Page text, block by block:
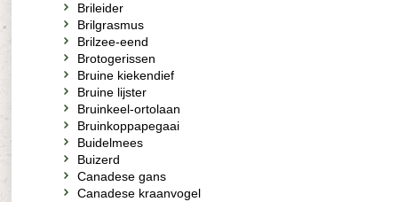
Brileider
Brilgrasmus
Brilzee-eend
Brotogerissen
Bruine kiekendief
Bruine lijster
Bruinkeel-ortolaan
Bruinkoppapegaai
Buidelmees
Buizerd
Canadese gans
Canadese kraanvogel